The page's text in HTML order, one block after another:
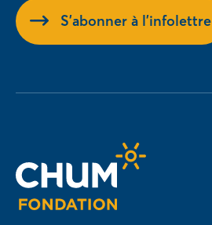
S'abonner à l'infolettre